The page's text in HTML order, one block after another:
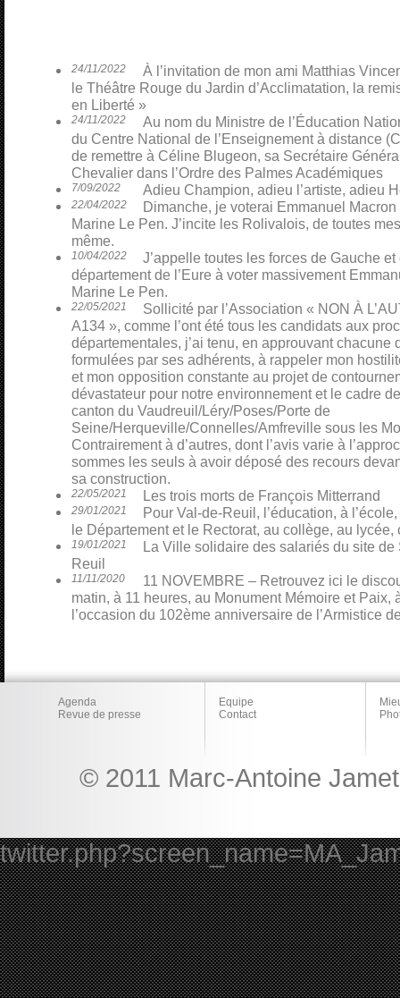
24/11/2022
À l’invitation de mon ami Matthias
le Théâtre Rouge du Jardin d’Acclimatation, la
en Liberté »
24/11/2022
Au nom du Ministre de l’Éducation
du Centre National de l’Enseignement à distance
de remettre à Céline Blugeon, sa Secrétaire
Chevalier dans l’Ordre des Palmes Académiques
7/09/2022 Adieu Champion, adieu l’artiste, adieu
22/04/2022
Dimanche, je voterai Emmanuel
Marine Le Pen. J’incite les Rolivalois, de toutes
même.
10/04/2022
J’appelle toutes les forces de Gauche
département de l’Eure à voter massivement
Marine Le Pen.
22/05/2021
Sollicité par l’Association « NON À
A134 », comme l’ont été tous les candidats aux
départementales, j’ai tenu, en approuvant chacune
formulées par ses adhérents, à rappeler mon
et mon opposition constante au projet de
dévastateur pour notre environnement et le cadre
canton du Vaudreuil/Léry/Poses/Porte de
Seine/Herqueville/Connelles/Amfreville sous les
Contrairement à d’autres, dont l’avis varie à
sommes les seuls à avoir déposé des recours
sa construction.
22/05/2021 Les trois morts de François Mitterrand
29/01/2021
Pour Val-de-Reuil, l’éducation, à
le Département et le Rectorat, au collège, au lycée,
19/01/2021
La Ville solidaire des salariés du site de
Reuil
11/11/2020
11 NOVEMBRE – Retrouvez ici le
matin, à 11 heures, au Monument Mémoire et Paix,
l’occasion du 102ème anniversaire de l’Armistice
Agenda
Revue de presse
Equipe
Contact
© 2011 Marc-Antoine